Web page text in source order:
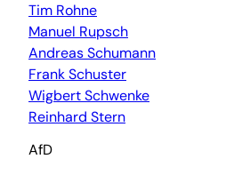
Tim Rohne
Manuel Rupsch
Andreas Schumann
Frank Schuster
Wigbert Schwenke
Reinhard Stern
AfD